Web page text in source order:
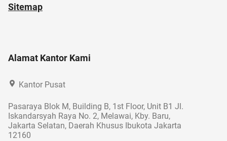
Sitemap
Alamat Kantor Kami
Kantor Pusat
Pasaraya Blok M, Building B, 1st Floor, Unit B1 Jl.
Iskandarsyah Raya No. 2, Melawai, Kby. Baru,
Jakarta Selatan, Daerah Khusus Ibukota Jakarta
12160